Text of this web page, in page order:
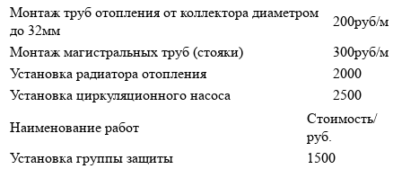
Монтаж труб отопления от коллектора диаметром
до 32мм
200руб/м
Монтаж магистральных труб (стояки)
300руб/м
Установка радиатора отопления
2000
Установка циркуляционного насоса
2500
Наименование работ
Стоимость/
руб.
Установка группы защиты
1500